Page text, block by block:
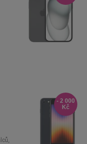
- 2 000
Kč